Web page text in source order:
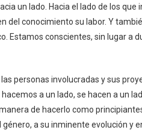
un lado. Hacia el lado de los que
del conocimiento su labor. Y
Estamos conscientes, sin lugar a
personas involucradas y sus
a un lado, se hacen a un
de hacerlo como
a su inminente evolución y